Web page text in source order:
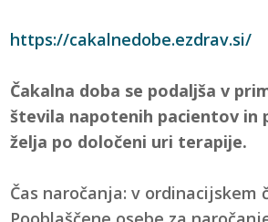
https://cakalnedobe.ezdrav.si/
Čakalna doba se podaljša v
števila napotenih pacientov in
želja po določeni uri terapije.
Čas naročanja: v ordinacijskem